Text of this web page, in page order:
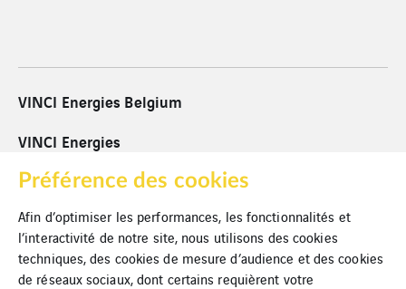
VINCI Energies Belgium
VINCI Energies
VINCI
Cookies
Mentions légales
Préférence des cookies
Afin d’optimiser les performances, les fonctionnalités et
l’interactivité de notre site, nous utilisons des cookies
techniques, des cookies de mesure d’audience et des cookies
de réseaux sociaux, dont certains requièrent votre